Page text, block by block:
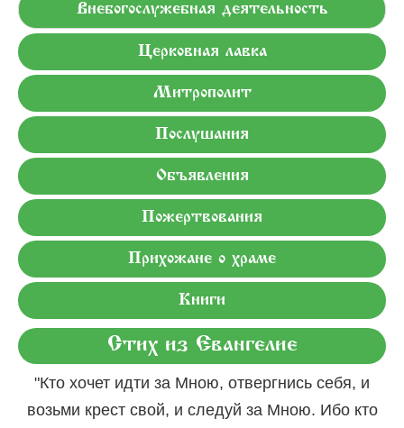
Внебогослужебная деятельность
Церковная лавка
Митрополит
Послушания
Объявления
Пожертвования
Прихожане о храме
Книги
Стих из Евангелие
"Кто хочет идти за Мною, отвергнись себя, и
возьми крест свой, и следуй за Мною. Ибо кто